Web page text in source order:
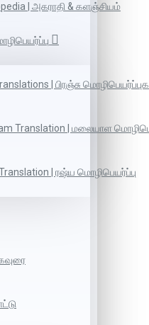
| அகராதி & களஞ்சியம்
| பிரஞ்சு
Translation | மலையாள
| ரஷ்ய மொழிபெயர்ப்பு